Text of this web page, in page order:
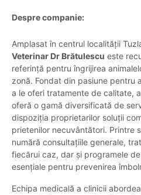
Despre companie:
Amplasat în centrul localității
Veterinar Dr Brătulescu este
referință pentru îngrijirea
zonă. Fondat din pasiune pentru
a le oferi tratamente de calitate,
oferă o gamă diversificată de
dispoziția proprietarilor soluții
prietenilor necuvântători. Printre
numără consultațiile generale,
fiecărui caz, dar și programele
esențiale pentru prevenirea
Echipa medicală a clinicii